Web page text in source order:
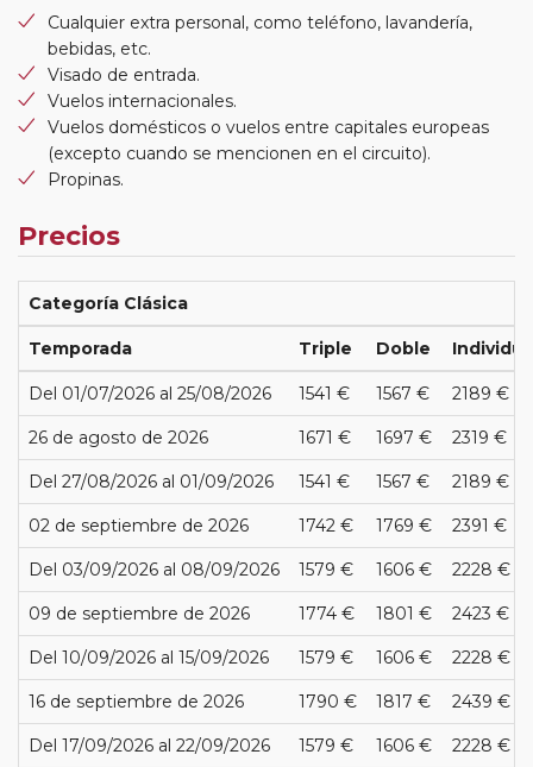
Cualquier extra personal, como teléfono, lavandería,
bebidas, etc.
Visado de entrada.
Vuelos internacionales.
Vuelos domésticos o vuelos entre capitales europeas
(excepto cuando se mencionen en el circuito).
Propinas.
Precios
Categoría Clásica
Temporada Triple Doble
Del 01/07/2026 al 25/08/2026 1541 € 1567 € 2189 €
26 de agosto de 2026 1671 € 1697 € 2319 €
Del 27/08/2026 al 01/09/2026 1541 € 1567 € 2189 €
02 de septiembre de 2026 1742 € 1769 € 2391 €
Del 03/09/2026 al 08/09/2026 1579 € 1606 € 2228 €
09 de septiembre de 2026 1774 € 1801 € 2423 €
Del 10/09/2026 al 15/09/2026 1579 € 1606 € 2228 €
16 de septiembre de 2026 1790 € 1817 € 2439 €
Del 17/09/2026 al 22/09/2026 1579 € 1606 € 2228 €